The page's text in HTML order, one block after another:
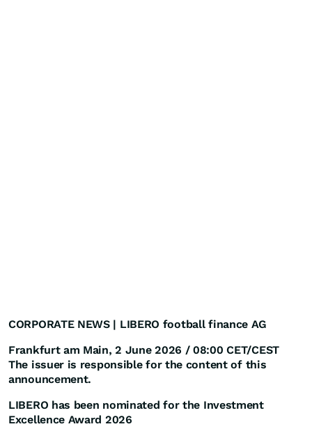
CORPORATE NEWS | LIBERO football finance AG
Frankfurt am Main, 2 June 2026 / 08:00 CET/CEST
The issuer is responsible for the content of this
announcement.
LIBERO has been nominated for the Investment
Excellence Award 2026